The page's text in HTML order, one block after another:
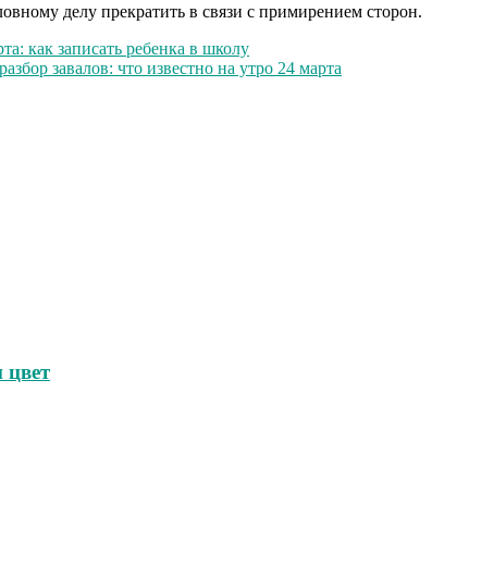
делу прекратить в связи с примирением сторон.
как записать ребенка в школу
завалов: что известно на утро 24 марта
цвет